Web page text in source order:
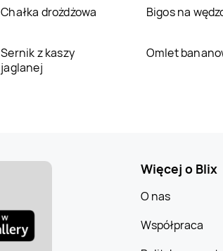
Chałka drożdżowa Bigos na
Sernik z kaszy
jaglanej
Omlet
Więcej o Blix
O nas
Współpraca